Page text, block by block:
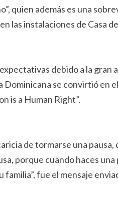
quien además es una
las instalaciones de Casa
debido a la gran
se convirtió en
is a Human Right”.
de tormarse una
porque cuando haces una
fue el mensaje